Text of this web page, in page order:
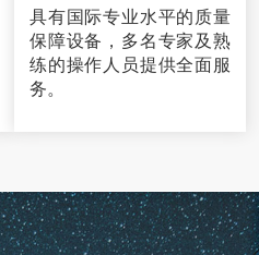
具有国际专业水平的质量
保障设备，多名专家及熟
练的操作人员提供全面服
务。